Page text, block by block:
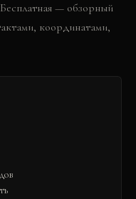
— обзорный
координатами,